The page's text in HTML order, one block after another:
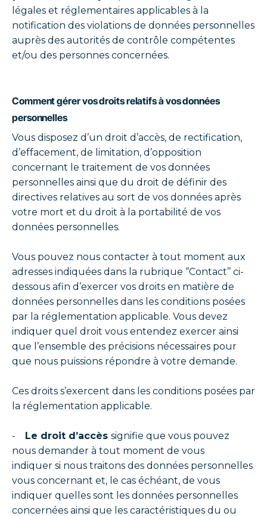
légales et réglementaires applicables à la
notification des violations de données personnelles
auprès des autorités de contrôle compétentes
et/ou des personnes concernées.
Comment gérer vos droits relatifs à vos données
personnelles
Vous disposez d’un droit d’accès, de rectification,
d’effacement, de limitation, d’opposition
concernant le traitement de vos données
personnelles ainsi que du droit de définir des
directives relatives au sort de vos données après
votre mort et du droit à la portabilité de vos
données personnelles.
Vous pouvez nous contacter à tout moment aux
adresses indiquées dans la rubrique ‘’Contact’’ ci-
dessous afin d’exercer vos droits en matière de
données personnelles dans les conditions posées
par la réglementation applicable. Vous devez
indiquer quel droit vous entendez exercer ainsi
que l’ensemble des précisions nécessaires pour
que nous puissions répondre à votre demande.
Ces droits s’exercent dans les conditions posées par
la réglementation applicable.
- Le droit d’accès signifie que vous pouvez
nous demander à tout moment de vous
indiquer si nous traitons des données personnelles
vous concernant et, le cas échéant, de vous
indiquer quelles sont les données personnelles
concernées ainsi que les caractéristiques du ou